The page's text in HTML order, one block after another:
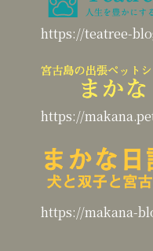
https://teatree-
https://
https://makana-